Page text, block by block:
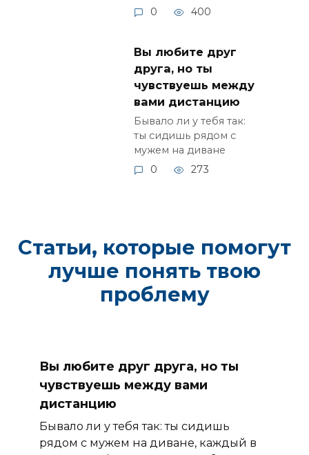
0
400
Вы любите друг
друга, но ты
чувствуешь между
вами дистанцию
Бывало ли у тебя так:
ты сидишь рядом с
мужем на диване
0
273
Статьи, которые помогут
лучше понять твою
проблему
Вы любите друг друга, но ты
чувствуешь между вами
дистанцию
Бывало ли у тебя так: ты сидишь
рядом с мужем на диване, каждый в